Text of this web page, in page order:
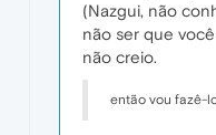
(Nazgui, não
não ser que
não creio.
então vou fazê-